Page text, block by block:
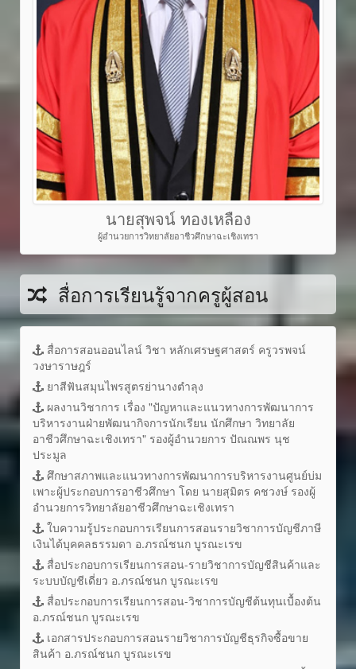
นายสุพจน์ ทองเหลือง
ผู้อำนวยการวิทยาลัยอาชีวศึกษาฉะเชิงเทรา
สื่อการเรียนรู้จากครูผู้สอน
สื่อการสอนออนไลน์ วิชา หลักเศรษฐศาสตร์ ครูวรพจน์
วงษาราษฎร์
ยาสีฟันสมุนไพรสูตรย่านางตำลุง
ผลงานวิชาการ เรื่อง "ปัญหาและแนวทางการพัฒนาการ
บริหารงานฝ่ายพัฒนากิจการนักเรียน นักศึกษา วิทยาลัย
อาชีวศึกษาฉะเชิงเทรา" รองผู้อำนวยการ ปัณณพร นุช
ประมูล
ศึกษาสภาพและแนวทางการพัฒนาการบริหารงานศูนย์บ่ม
เพาะผู้ประกอบการอาชีวศึกษา โดย นายสุมิตร คชวงษ์ รองผู้
อำนวยการวิทยาลัยอาชีวศึกษาฉะเชิงเทรา
ใบความรู้ประกอบการเรียนการสอนรายวิชาการบัญชีภาษี
เงินได้บุคคลธรรมดา อ.ภรณ์ชนก บูรณะเรข
สื่อประกอบการเรียนการสอน-รายวิชาการบัญชีสินค้าและ
ระบบบัญชีเดี่ยว อ.ภรณ์ชนก บูรณะเรข
สื่อประกอบการเรียนการสอน-วิชาการบัญชีต้นทุนเบื้องต้น
อ.ภรณ์ชนก บูรณะเรข
เอกสารประกอบการสอนรายวิชาการบัญชีธุรกิจซื้อขาย
สินค้า อ.ภรณ์ชนก บูรณะเรข